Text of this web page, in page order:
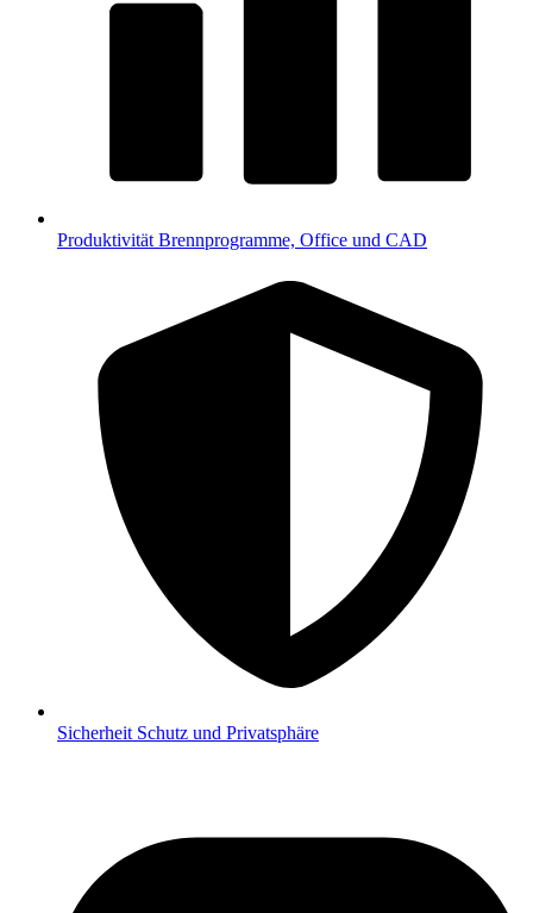
Produktivität Brennprogramme, Office und CAD
Sicherheit Schutz und Privatsphäre